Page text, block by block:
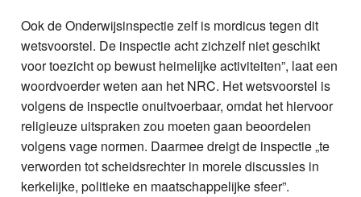
Ook de Onderwijsinspectie zelf is mordicus tegen dit
wetsvoorstel. De inspectie acht zichzelf niet geschikt
voor toezicht op bewust heimelijke activiteiten”, laat een
woordvoerder weten aan het NRC. Het wetsvoorstel is
volgens de inspectie onuitvoerbaar, omdat het hiervoor
religieuze uitspraken zou moeten gaan beoordelen
volgens vage normen. Daarmee dreigt de inspectie „te
verworden tot scheidsrechter in morele discussies in
kerkelijke, politieke en maatschappelijke sfeer”.